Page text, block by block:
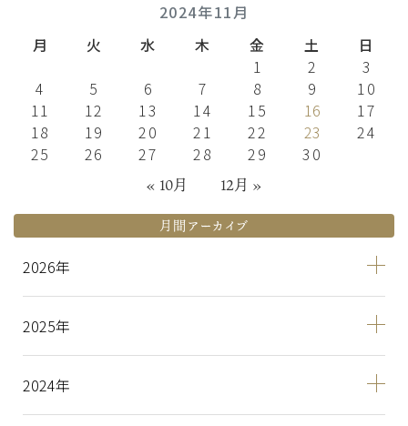
2024年11月
月
火 水 木 金 土
日
1
2
3
4
5 6 7 8 9
10
11
12 13 14 15 16
17
18
19 20 21 22 23
24
25
26 27 28 29
30
« 10月
12月 »
月間アーカイブ
2026
2025
2024